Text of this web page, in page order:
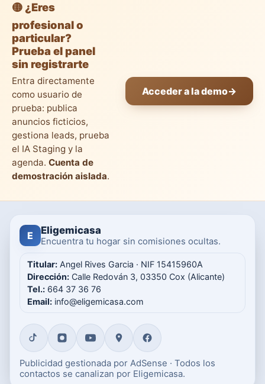
🟡 ¿Eres
profesional o
particular?
Prueba el panel
sin registrarte
Entra directamente
como usuario de
prueba: publica
anuncios ficticios,
gestiona leads, prueba
el IA Staging y la
agenda. Cuenta de
demostración aislada.
Acceder a la demo→
E Eligemicasa
Encuentra tu hogar sin comisiones ocultas.
Titular: Angel Rives Garcia · NIF 15415960A
Dirección: Calle Redován 3, 03350 Cox (Alicante)
Tel.: 664 37 36 76
Email: info@eligemicasa.com
Publicidad gestionada por AdSense · Todos los
contactos se canalizan por Eligemicasa.